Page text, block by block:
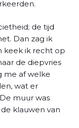
de tijd
Dan zag ik
keek ik recht op
de diepvries
me af welke
wat er
muur was
klauwen van